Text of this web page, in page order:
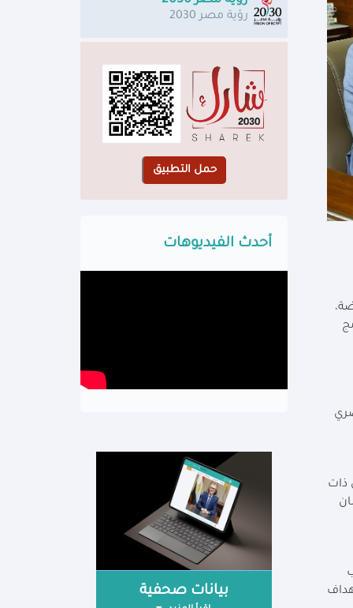
ذات
رؤية مصر 2030
أحدث الفيديوهات
بيانات صحفية